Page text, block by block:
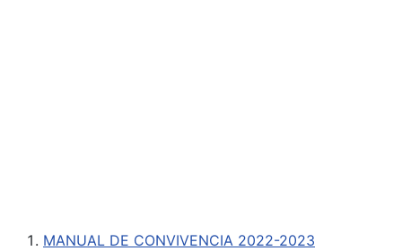
MANUAL DE CONVIVENCIA 2022-2023